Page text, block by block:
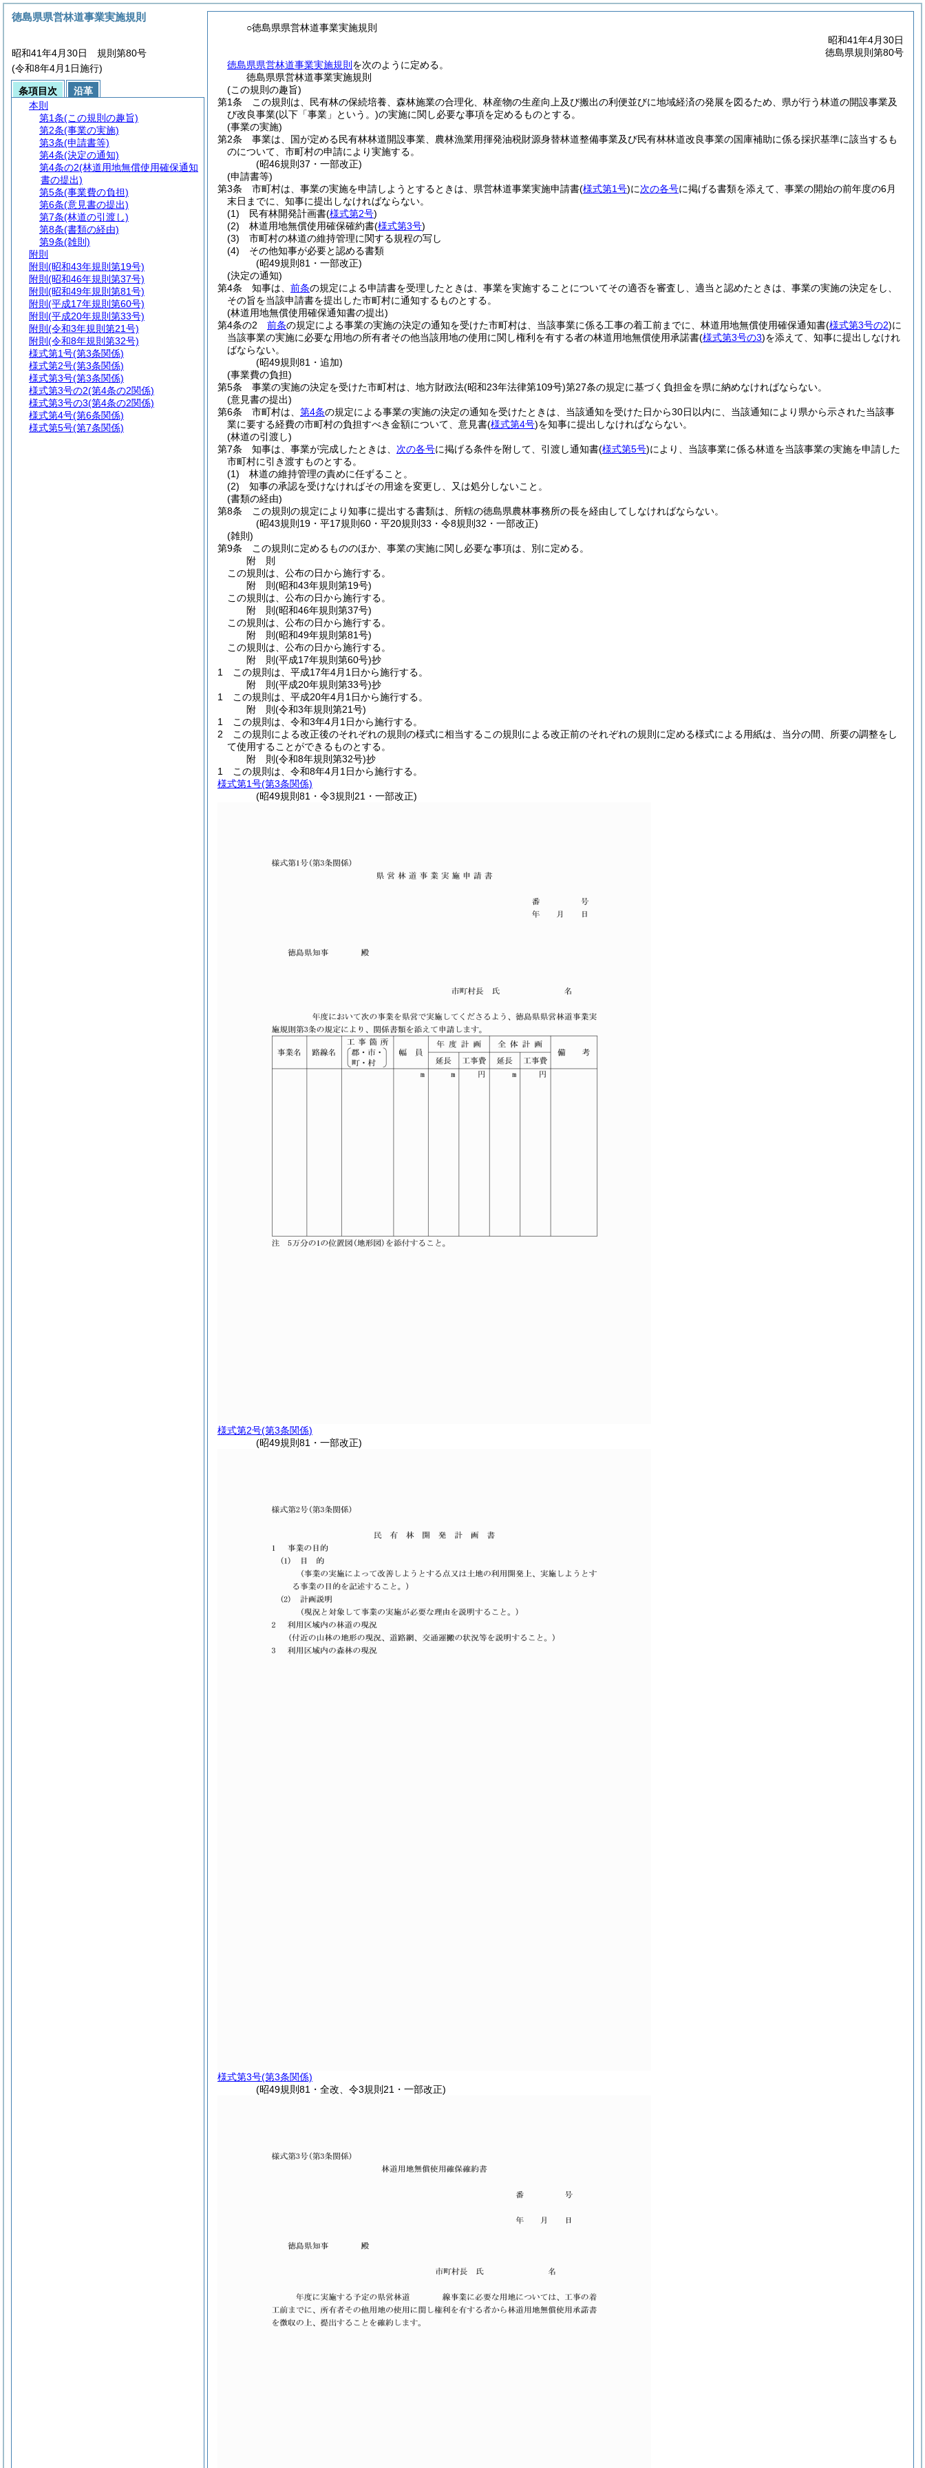
○徳島県県営林道事業実施規則
昭和41年4月30日
徳島県規則第80号
徳島県県営林道事業実施規則 を次のように定める。
徳島県県営林道事業実施規則
(この規則の趣旨)
第1条
この規則は、民有林の保続培養、森林施業の合理化、林産物の生産向上及び搬出の利便並びに地域経済の発展を図るため、県が行う林道の開設事業及
び改良事業(以下「事業」という。)の実施に関し必要な事項を定めるものとする。
(事業の実施)
第2条
事業は、国が定める民有林林道開設事業、農林漁業用揮発油税財源身替林道整備事業及び民有林林道改良事業の国庫補助に係る採択基準に該当するも
のについて、市町村の申請により実施する。
(昭46規則37・一部改正)
(申請書等)
第3条
市町村は、事業の実施を申請しようとするときは、県営林道事業実施申請書(様式第1号)に次の各号に掲げる書類を添えて、事業の開始の前年度の6月
末日までに、知事に提出しなければならない。
(1)
民有林開発計画書(様式第2号)
(2)
林道用地無償使用確保確約書(様式第3号)
(3)
市町村の林道の維持管理に関する規程の写し
(4)
その他知事が必要と認める書類
(昭49規則81・一部改正)
(決定の通知)
第4条
知事は、 前条の規定による申請書を受理したときは、事業を実施することについてその適否を審査し、適当と認めたときは、事業の実施の決定をし、
その旨を当該申請書を提出した市町村に通知するものとする。
(林道用地無償使用確保通知書の提出)
第4条の2
前条の規定による事業の実施の決定の通知を受けた市町村は、当該事業に係る工事の着工前までに、林道用地無償使用確保通知書(様式第3号の2)に
当該事業の実施に必要な用地の所有者その他当該用地の使用に関し権利を有する者の林道用地無償使用承諾書(様式第3号の3)を添えて、知事に提出しなけれ
ばならない。
(昭49規則81・追加)
(事業費の負担)
第5条
事業の実施の決定を受けた市町村は、地方財政法(昭和23年法律第109号)第27条の規定に基づく負担金を県に納めなければならない。
(意見書の提出)
第6条
市町村は、 第4条の規定による事業の実施の決定の通知を受けたときは、当該通知を受けた日から30日以内に、当該通知により県から示された当該事
業に要する経費の市町村の負担すべき金額について、意見書(様式第4号)を知事に提出しなければならない。
(林道の引渡し)
第7条
知事は、事業が完成したときは、 次の各号に掲げる条件を附して、引渡し通知書(様式第5号)により、当該事業に係る林道を当該事業の実施を申請した
市町村に引き渡すものとする。
(1)
林道の維持管理の責めに任ずること。
(2)
知事の承認を受けなければその用途を変更し、又は処分しないこと。
(書類の経由)
第8条
この規則の規定により知事に提出する書類は、所轄の徳島県農林事務所の長を経由してしなければならない。
(昭43規則19・平17規則60・平20規則33・令8規則32・一部改正)
(雑則)
第9条
この規則に定めるもののほか、事業の実施に関し必要な事項は、別に定める。
附 則
この規則は、公布の日から施行する。
附 則(昭和43年規則第19号)
この規則は、公布の日から施行する。
附 則(昭和46年規則第37号)
この規則は、公布の日から施行する。
附 則(昭和49年規則第81号)
この規則は、公布の日から施行する。
附 則(平成17年規則第60号)抄
1
この規則は、平成17年4月1日から施行する。
附 則(平成20年規則第33号)抄
1
この規則は、平成20年4月1日から施行する。
附 則(令和3年規則第21号)
1
この規則は、令和3年4月1日から施行する。
2
この規則による改正後のそれぞれの規則の様式に相当するこの規則による改正前のそれぞれの規則に定める様式による用紙は、当分の間、所要の調整をし
て使用することができるものとする。
附 則(令和8年規則第32号)抄
1
この規則は、令和8年4月1日から施行する。
様式第1号(第3条関係)
(昭49規則81・令3規則21・一部改正)
様式第2号(第3条関係)
(昭49規則81・一部改正)
様式第3号(第3条関係)
(昭49規則81・全改、令3規則21・一部改正)
徳島県県営林道事業実施規則
昭和41年4月30日 規則第80号
(令和8年4月1日施行)
条項目次
沿革
本則
第1条(この規則の趣旨)
第2条(事業の実施)
第3条(申請書等)
第4条(決定の通知)
第4条の2(林道用地無償使用確保通知
書の提出)
第5条(事業費の負担)
第6条(意見書の提出)
第7条(林道の引渡し)
第8条(書類の経由)
第9条(雑則)
附則
附則 (昭和43年規則第19号)
附則 (昭和46年規則第37号)
附則 (昭和49年規則第81号)
附則 (平成17年規則第60号)
附則 (平成20年規則第33号)
附則 (令和3年規則第21号)
附則 (令和8年規則第32号)
様式第1号(第3条関係)
様式第2号(第3条関係)
様式第3号(第3条関係)
様式第3号の2(第4条の2関係)
様式第3号の3(第4条の2関係)
様式第4号(第6条関係)
様式第5号(第7条関係)